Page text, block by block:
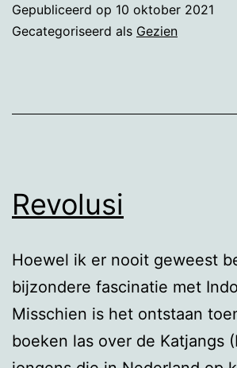
Gepubliceerd op 10 oktober 2021
Gecategoriseerd als Gezien
Revolusi
Hoewel ik er nooit geweest
bijzondere fascinatie met
Misschien is het ontstaan
boeken las over de Katjangs